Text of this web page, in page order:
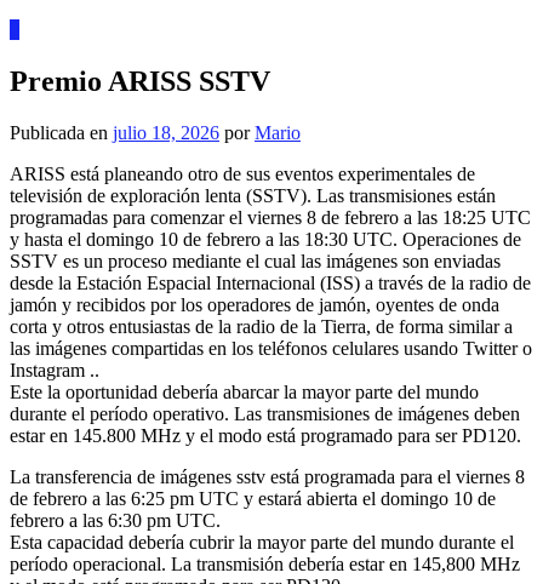
Premio ARISS SSTV
Publicada en julio 18, 2026 porMario
ARISS está planeando otro de sus eventos experimentales de
televisión de exploración lenta (SSTV). Las transmisiones están
programadas para comenzar el viernes 8 de febrero a las 18:25 UTC
y hasta el domingo 10 de febrero a las 18:30 UTC. Operaciones de
SSTV es un proceso mediante el cual las imágenes son enviadas
desde la Estación Espacial Internacional (ISS) a través de la radio de
jamón y recibidos por los operadores de jamón, oyentes de onda
corta y otros entusiastas de la radio de la Tierra, de forma similar a
las imágenes compartidas en los teléfonos celulares usando Twitter o
Instagram ..
Este la oportunidad debería abarcar la mayor parte del mundo
durante el período operativo. Las transmisiones de imágenes deben
estar en 145.800 MHz y el modo está programado para ser PD120.
La transferencia de imágenes sstv está programada para el viernes 8
de febrero a las 6:25 pm UTC y estará abierta el domingo 10 de
febrero a las 6:30 pm UTC.
Esta capacidad debería cubrir la mayor parte del mundo durante el
período operacional. La transmisión debería estar en 145,800 MHz